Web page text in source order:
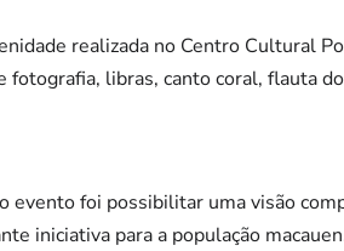
realizada no Centro Cultural
fotografia, libras, canto coral, flauta
evento foi possibilitar uma visão
iniciativa para a população